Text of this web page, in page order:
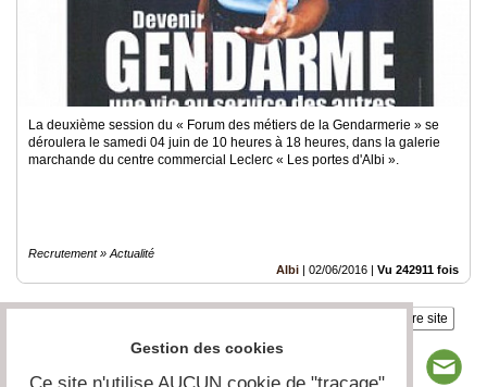
La deuxième session du « Forum des métiers de la Gendarmerie » se
déroulera le samedi 04 juin de 10 heures à 18 heures, dans la galerie
marchande du centre commercial Leclerc « Les portes d'Albi ».
Recrutement » Actualité
Albi | 02/06/2016 | Vu 242911 fois
Insérez sur votre site
Gestion des cookies